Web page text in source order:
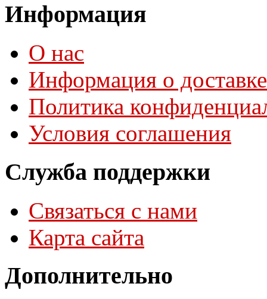
Информация
О нас
Информация о доставке
Политика
Условия соглашения
Служба поддержки
Связаться с нами
Карта сайта
Дополнительно